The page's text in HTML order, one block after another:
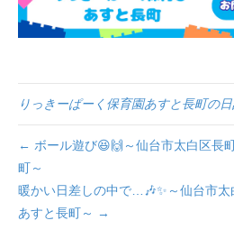
りっきーぱーく保育園あすと長町の
← ボール遊び😆🙌～仙台市太白区長
町～
暖かい日差しの中で…🎶✨～仙台市太
あすと長町～ →